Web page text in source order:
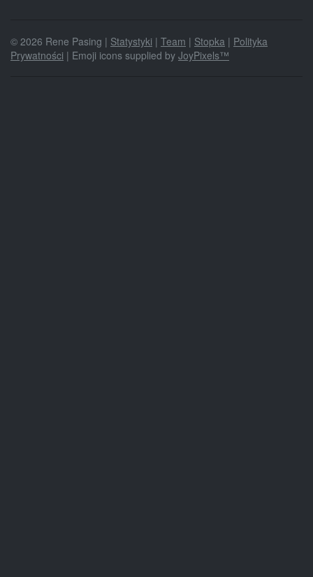
© 2026 Rene Pasing | Statystyki | Team | Stopka | Polityka
Prywatności | Emoji icons supplied by JoyPixels™